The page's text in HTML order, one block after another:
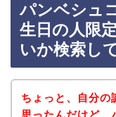
パンベシュ
生日の人限
いか検索し
ちょっと、自分の
思ったんだけど、